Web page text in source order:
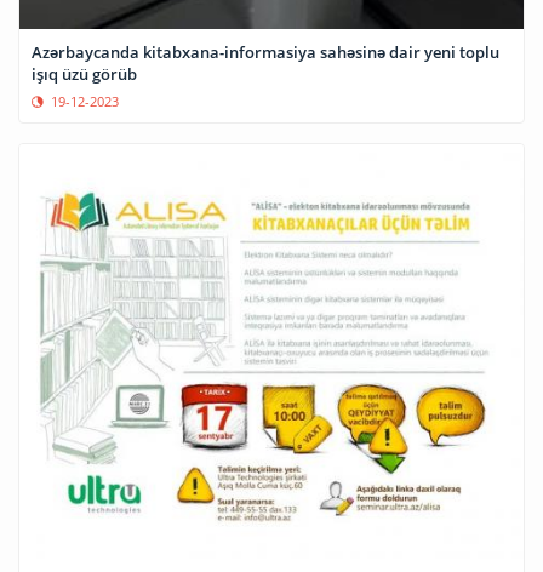
Azərbaycanda kitabxana-informasiya sahəsinə dair yeni toplu
işıq üzü görüb
19-12-2023